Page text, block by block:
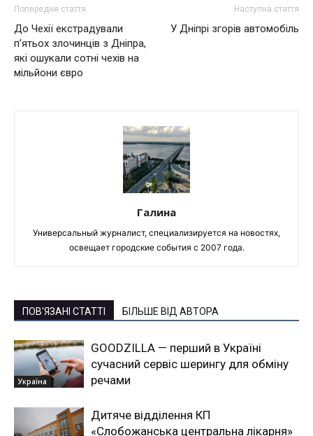
Попередня стаття
До Чехії екстрадували
п’ятьох злочинців з Дніпра,
які ошукали сотні чехів на
мільйони євро
Наступна стаття
У Дніпрі згорів автомобіль
Галина
Универсальный журналист, специализируется на новостях,
освещает городские события с 2007 года.
ПОВ'ЯЗАНІ СТАТТІ БІЛЬШЕ ВІД АВТОРА
Україна
GOODZILLA — перший в Україні
сучасний сервіс шерингу для обміну
речами
Дитяче відділення КП
«Слобожанська центральна лікарня»